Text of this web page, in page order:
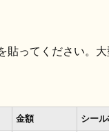
ってください。
金額 シー